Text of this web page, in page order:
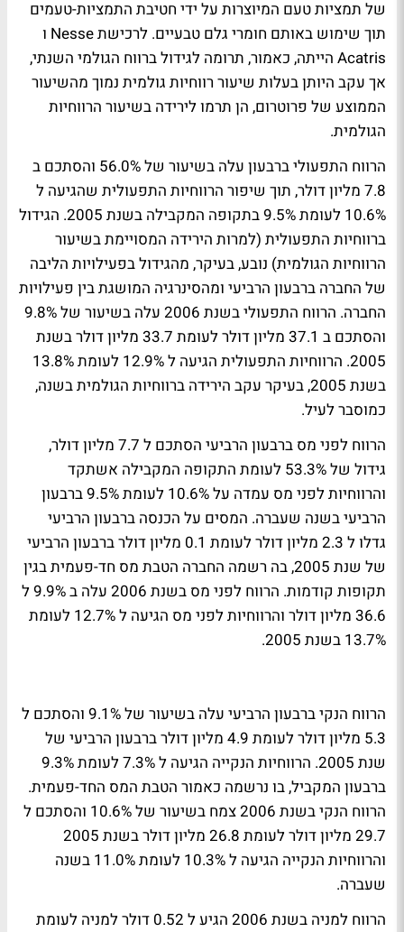
של תמציות טעם המיוצרות על ידי חטיבת התמציות-טעמים
תוך שימוש באותם חומרי גלם טבעיים. לרכישת Nesse ו
Acatris הייתה, כאמור, תרומה לגידול ברווח הגולמי השנתי,
אך עקב היותן בעלות שיעור רווחיות גולמית נמוך מהשיעור
הממוצע של פרוטרום, הן תרמו לירידה בשיעור הרווחיות
הגולמית.
הרווח התפעולי ברבעון עלה בשיעור של 56.0% והסתכם ב
7.8 מליון דולר, תוך שיפור הרווחיות התפעולית שהגיעה ל
10.6% לעומת 9.5% בתקופה המקבילה בשנת 2005. הגידול
ברווחיות התפעולית (למרות הירידה המסויימת בשיעור
הרווחיות הגולמית) נובע, בעיקר, מהגידול בפעילויות הליבה
של החברה ברבעון הרביעי ומהסינרגיה המושגת בין פעילויות
החברה. הרווח התפעולי בשנת 2006 עלה בשיעור של 9.8%
והסתכם ב 37.1 מליון דולר לעומת 33.7 מליון דולר בשנת
2005. הרווחיות התפעולית הגיעה ל 12.9% לעומת 13.8%
בשנת 2005, בעיקר עקב הירידה ברווחיות הגולמית בשנה,
כמוסבר לעיל.
הרווח לפני מס ברבעון הרביעי הסתכם ל 7.7 מליון דולר,
גידול של 53.3% לעומת התקופה המקבילה אשתקד
והרווחיות לפני מס עמדה על 10.6% לעומת 9.5% ברבעון
הרביעי בשנה שעברה. המסים על הכנסה ברבעון הרביעי
גדלו ל 2.3 מליון דולר לעומת 0.1 מליון דולר ברבעון הרביעי
של שנת 2005, בה רשמה החברה הטבת מס חד-פעמית בגין
תקופות קודמות. הרווח לפני מס בשנת 2006 עלה ב 9.9% ל
36.6 מליון דולר והרווחיות לפני מס הגיעה ל 12.7% לעומת
13.7% בשנת 2005.
הרווח הנקי ברבעון הרביעי עלה בשיעור של 9.1% והסתכם ל
5.3 מליון דולר לעומת 4.9 מליון דולר ברבעון הרביעי של
שנת 2005. הרווחיות הנקייה הגיעה ל 7.3% לעומת 9.3%
ברבעון המקביל, בו נרשמה כאמור הטבת המס החד-פעמית.
הרווח הנקי בשנת 2006 צמח בשיעור של 10.6% והסתכם ל
29.7 מליון דולר לעומת 26.8 מליון דולר בשנת 2005
והרווחיות הנקייה הגיעה ל 10.3% לעומת 11.0% בשנה
שעברה.
הרווח למניה בשנת 2006 הגיע ל 0.52 דולר למניה לעומת